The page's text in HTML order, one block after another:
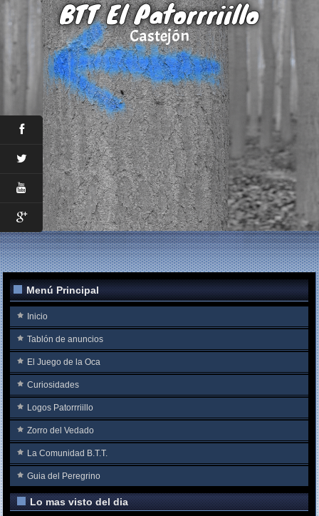
BTT El Patorrriillo
Castejón
Menú Principal
Inicio
Tablón de anuncios
El Juego de la Oca
Curiosidades
Logos Patorrriillo
Zorro del Vedado
La Comunidad B.T.T.
Guia del Peregrino
Lo mas visto del dia